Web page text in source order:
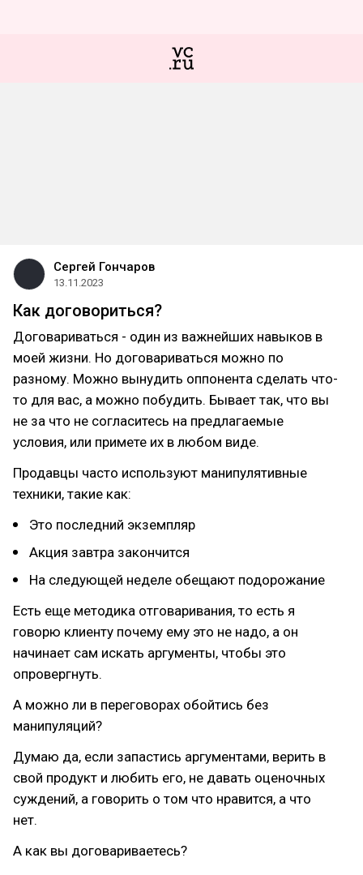
Сергей Гончаров
13.11.2023
Как договориться?
Договариваться - один из важнейших навыков в
моей жизни. Но договариваться можно по
разному. Можно вынудить оппонента сделать что-
то для вас, а можно побудить. Бывает так, что вы
не за что не согласитесь на предлагаемые
условия, или примете их в любом виде.
Продавцы часто используют манипулятивные
техники, такие как:
Это последний экземпляр
Акция завтра закончится
На следующей неделе обещают подорожание
Есть еще методика отговаривания, то есть я
говорю клиенту почему ему это не надо, а он
начинает сам искать аргументы, чтобы это
опровергнуть.
А можно ли в переговорах обойтись без
манипуляций?
Думаю да, если запастись аргументами, верить в
свой продукт и любить его, не давать оценочных
суждений, а говорить о том что нравится, а что
нет.
А как вы договариваетесь?